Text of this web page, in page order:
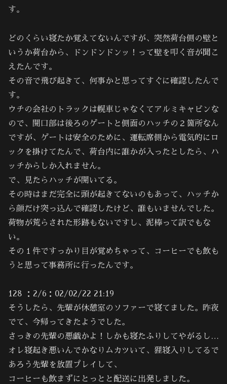
す。
どのくらい寝たか覚えてないんですが、突然荷台側の壁と
いうか荷台から、ドンドンドンッ！って壁を叩く音が聞こ
えたんです。
その音で飛び起きて、何事かと思ってすぐに確認したんで
す。
ウチの会社のトラックは幌車じゃなくてアルミキャビンな
ので、開口部は後ろのゲートと側面のハッチの２箇所なん
ですが、ゲートは安全のために、運転席側から電気的にロ
ックを掛けてたんで、荷台内に誰かが入ったとしたら、ハ
ッチからしか入れません。
で、見たらハッチが開いてる。
その時はまだ完全に頭が起きてないのもあって、ハッチか
ら顔だけ突っ込んで確認したけど、誰もいませんでした。
荷物が荒らされた形跡もないですし、泥棒って訳でもな
い。
その１件ですっかり目が覚めちゃって、コーヒーでも飲も
うと思って事務所に行ったんです。
128 ：2/6：02/02/22 21:19
そうしたら、先輩が休憩室のソファーで寝てました。昨夜
でて、今帰ってきたようでした。
さっきの先輩の悪戯かよ！しかも寝たふりしてやがるし…
オレ寝起き悪いんでかなりムカツいて、狸寝入りしてるで
あろう先輩を放置プレイして、
コーヒーも飲まずにとっとと配送に出発しました。